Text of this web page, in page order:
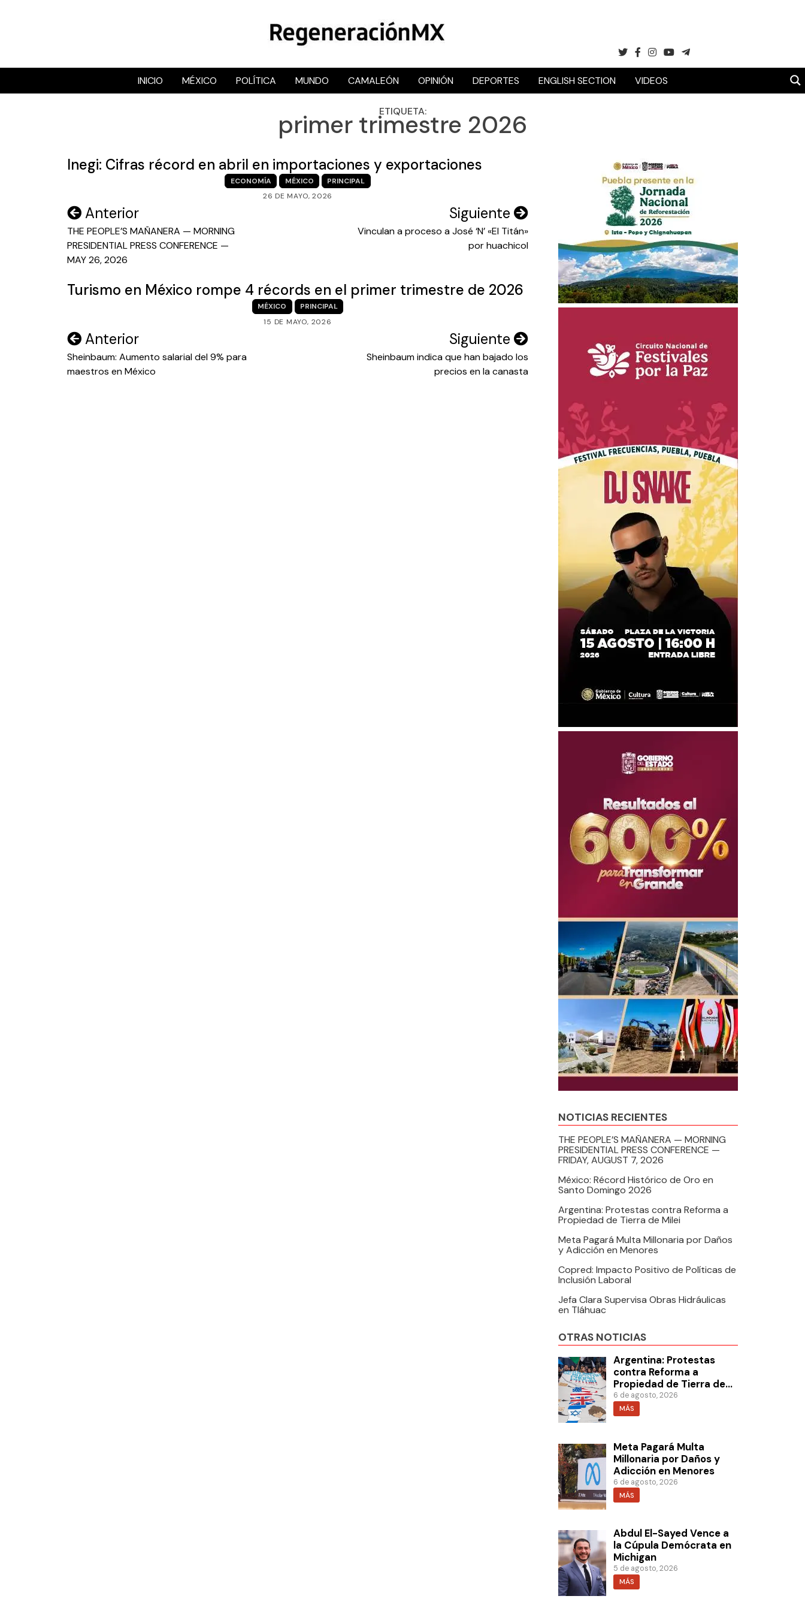
RegeneraciónMX
Sitio de noticias libre e independiente
INICIO MÉXICO POLÍTICA MUNDO CAMALEÓN OPINIÓN DEPORTES ENGLISH SECTION VIDEOS
ETIQUETA:
primer trimestre 2026
Inegi: Cifras récord en abril en importaciones y exportaciones
ECONOMÍA MÉXICO
PRINCIPAL
26 DE MAYO, 2026
Navegación
de
entradas
Anterior
THE PEOPLE’S MAÑANERA — MORNING
PRESIDENTIAL PRESS CONFERENCE —
MAY 26, 2026
Siguiente
Vinculan a proceso a José ‘N’ «El Titán»
por huachicol
Turismo en México rompe 4 récords en el primer trimestre de 2026
MÉXICO
PRINCIPAL
15 DE MAYO, 2026
Navegación
de
Anterior
Sheinbaum: Aumento salarial del 9% para
maestros en México
Siguiente
Sheinbaum indica que han bajado los
precios en la canasta
NOTICIAS RECIENTES
THE PEOPLE’S MAÑANERA — MORNING
PRESIDENTIAL PRESS CONFERENCE —
FRIDAY, AUGUST 7, 2026
México: Récord Histórico de Oro en
Santo Domingo 2026
Argentina: Protestas contra Reforma a
Propiedad de Tierra de Milei
Meta Pagará Multa Millonaria por Daños
y Adicción en Menores
Copred: Impacto Positivo de Políticas de
Inclusión Laboral
Jefa Clara Supervisa Obras Hidráulicas
en Tláhuac
OTRAS NOTICIAS
Argentina: Protestas
contra Reforma a
Propiedad de Tierra de
Milei
6 de agosto, 2026
MÁS
Meta Pagará Multa
Millonaria por Daños y
Adicción en Menores
6 de agosto, 2026
MÁS
Abdul El-Sayed Vence a
la Cúpula Demócrata en
Michigan
5 de agosto, 2026
MÁS